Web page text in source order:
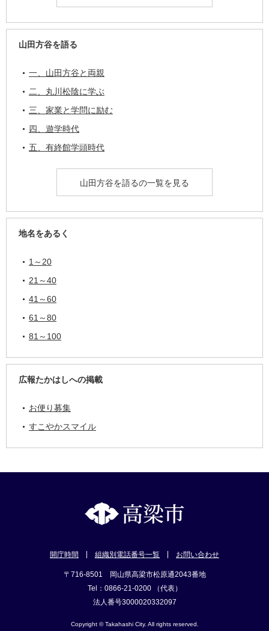
山田方谷を語る
一、山田方谷と両親
二、丸川松陰に学ぶ
三、家業と学問に励む
四、遊学時代
五、有終館学頭時代
山田方谷を語るの一覧を見る
地名をあるく
1～20
21～40
41～60
61～80
81～100
広報たかはしへの掲載
お便り募集
すこやかスマイル
開庁時間 組織別電話番号一覧 お問い合わせ
〒716-8501 岡山県高梁市松原通2043番地
Tel：0866-21-0200 （代表）
法人番号3000020332097
Copyright © Takahashi City. All rights reserved.